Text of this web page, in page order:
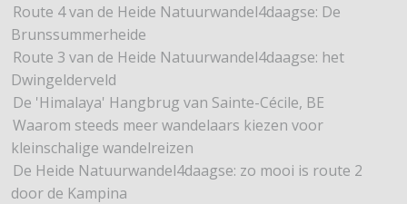
Route 4 van de Heide Natuurwandel4daagse: De
Brunssummerheide
Route 3 van de Heide Natuurwandel4daagse: het
Dwingelderveld
De 'Himalaya' Hangbrug van Sainte-Cécile, BE
Waarom steeds meer wandelaars kiezen voor
kleinschalige wandelreizen
De Heide Natuurwandel4daagse: zo mooi is route 2
door de Kampina